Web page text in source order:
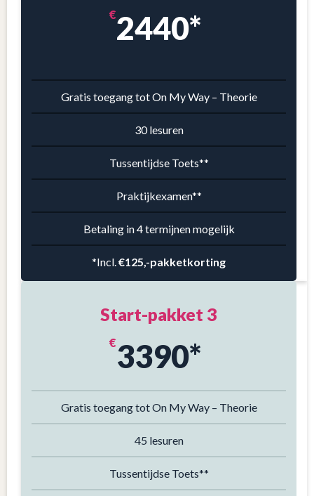
€2440*
Gratis toegang tot On My Way – Theorie
30 lesuren
Tussentijdse Toets**
Praktijkexamen**
Betaling in 4 termijnen mogelijk
*Incl.€125,-pakketkorting
Start-pakket 3
€3390*
Gratis toegang tot On My Way – Theorie
45 lesuren
Tussentijdse Toets**